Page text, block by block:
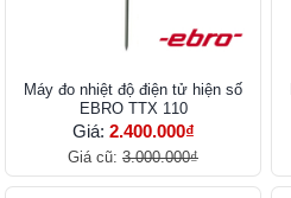
Máy đo nhiệt độ điện tử hiện số
EBRO TTX 110
Giá: 2.400.000₫
Giá cũ: 3.000.000₫